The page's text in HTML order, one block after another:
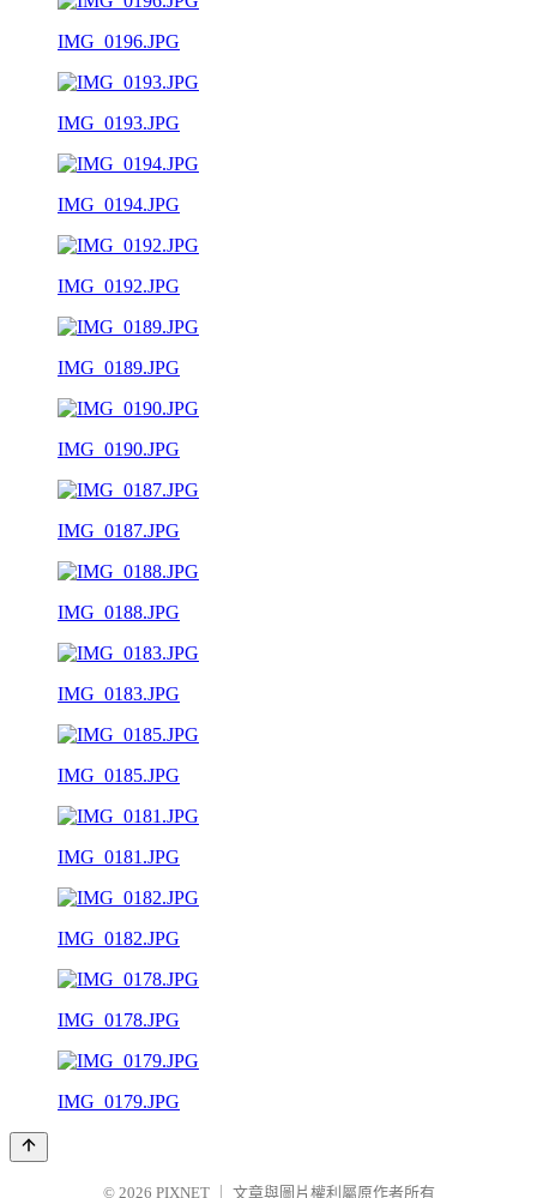
IMG_0196.JPG
IMG_0193.JPG
IMG_0194.JPG
IMG_0192.JPG
IMG_0189.JPG
IMG_0190.JPG
IMG_0187.JPG
IMG_0188.JPG
IMG_0183.JPG
IMG_0185.JPG
IMG_0181.JPG
IMG_0182.JPG
IMG_0178.JPG
IMG_0179.JPG
© 2026 PIXNET 文章與圖片權利屬原作者所有